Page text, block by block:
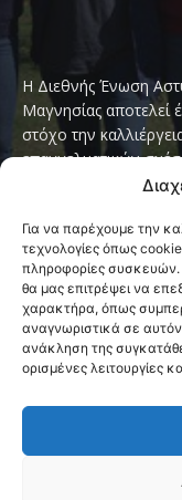
Για να παρέχουμε την
τεχνολογίες όπως
πληροφορίες συσκευών.
θα μας επιτρέψει να
χαρακτήρα, όπως
αναγνωριστικά σε
ανάκληση της
ορισμένες λειτουργίες
Η Διεθνής Ένωση
Μαγνησίας αποτελεί
στόχο την
επαγγελματικών
παγκόσμιο σύνθημα
Contact us: